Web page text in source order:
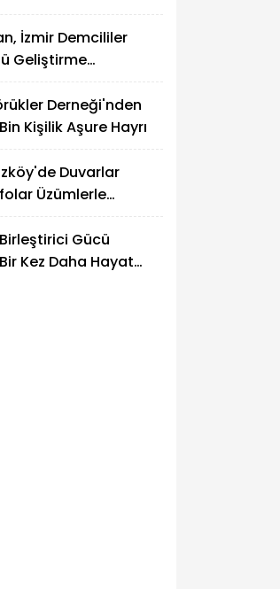
İzmir Demcililer
Geliştirme
Derneği'nden
Kişilik Aşure Hayrı
Duvarlar
Üzümlerle
Gücü
Kez Daha Hayat